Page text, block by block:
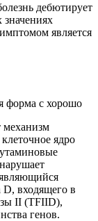
дебютирует
является
форма с хорошо
механизм
ядро
входящего в
II (TFIID),
генов.